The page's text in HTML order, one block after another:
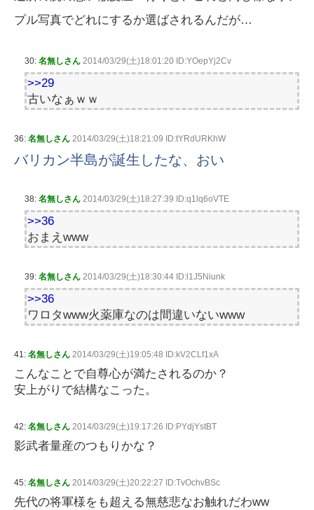
プル写真でどれにするか選ばされるんだが…
30: 名無しさん 2014/03/29(土)18:01:20 ID:YOepYj2Cv
>>29
古いなぁｗｗ
36: 名無しさん 2014/03/29(土)18:21:09 ID:tYRdURKhW
バリカン半島が誕生したな、おい
38: 名無しさん 2014/03/29(土)18:27:39 ID:q1lq6oVTE
>>36
おまえwww
39: 名無しさん 2014/03/29(土)18:30:44 ID:l1J5Niunk
>>36
ワロタwww火薬庫なのは間違いないwww
41: 名無しさん 2014/03/29(土)19:05:48 ID:kV2CLf1xA
こんなことで自尊心が満たされるのか？
安上がりで結構なこった。
42: 名無しさん 2014/03/29(土)19:17:26 ID:PYdjYstBT
影武者量産のつもりかな？
45: 名無しさん 2014/03/29(土)20:22:27 ID:TvOchvBSc
先代の将軍様をも超える無慈悲なお触れだわww